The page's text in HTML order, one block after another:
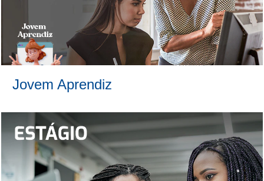
Jovem Aprendiz